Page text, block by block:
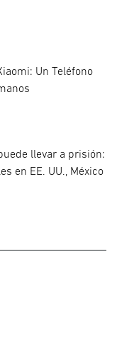
Un Teléfono
llevar a prisión:
en EE. UU., México